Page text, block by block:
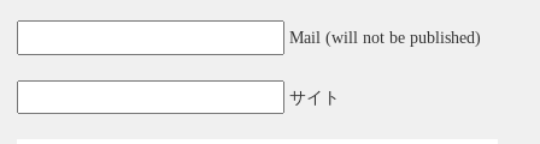
Mail (will not be published)
サイト